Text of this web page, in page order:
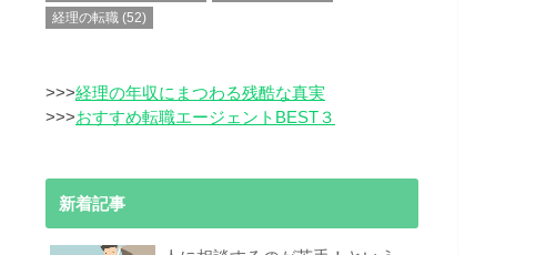
経理の転職 (52)
>>>経理の年収にまつわる残酷な真実
>>>おすすめ転職エージェントBEST３
新着記事